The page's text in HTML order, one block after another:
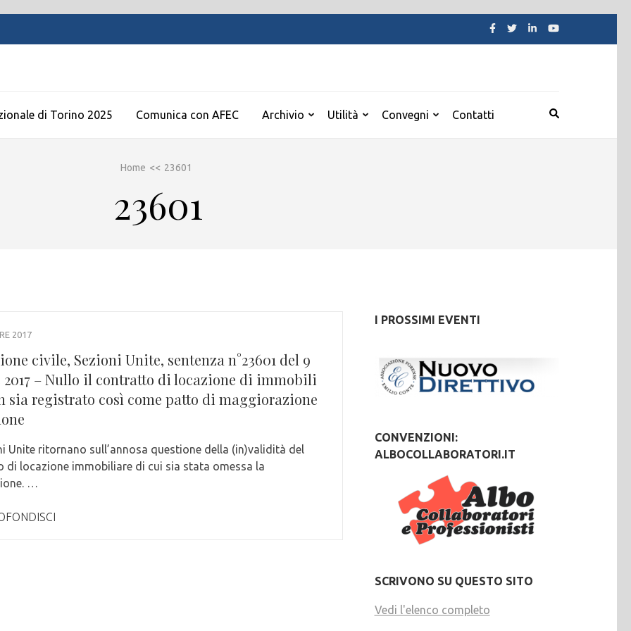
di Torino 2025 Comunica con AFEC Archivio Utilità Convegni Contatti
Home << 23601
23601
2017
civile, Sezioni Unite, sentenza n°23601 del 9
2017 – Nullo il contratto di locazione di immobili
sia registrato così come patto di maggiorazione
Unite ritornano sull’annosa questione della (in)validità del
di locazione immobiliare di cui sia stata omessa la
…
I PROSSIMI EVENTI
CONVENZIONI:
ALBOCOLLABORATORI.IT
SCRIVONO SU QUESTO SITO
Vedi l'elenco completo